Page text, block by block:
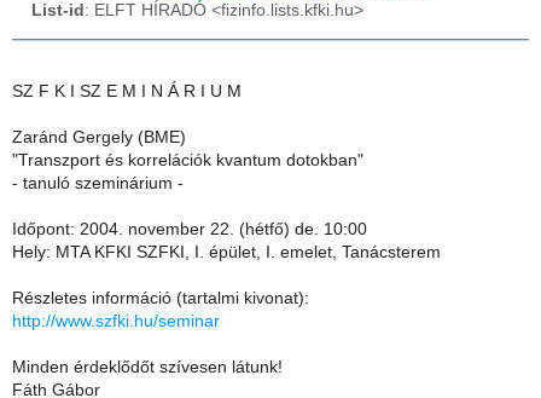
List-id : ELFT HÍRADÓ <fizinfo.lists.kfki.hu>
SZ F K I SZ E M I N Á R I U M
Zaránd Gergely (BME)
"Transzport és korrelációk kvantum dotokban"
- tanuló szeminárium -
Időpont: 2004. november 22. (hétfő) de. 10:00
Hely: MTA KFKI SZFKI, I. épület, I. emelet, Tanácsterem
Részletes információ (tartalmi kivonat):
http://www.szfki.hu/seminar
Minden érdeklődőt szívesen látunk!
Fáth Gábor